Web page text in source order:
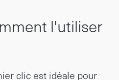
l'utiliser
clic est idéale pour